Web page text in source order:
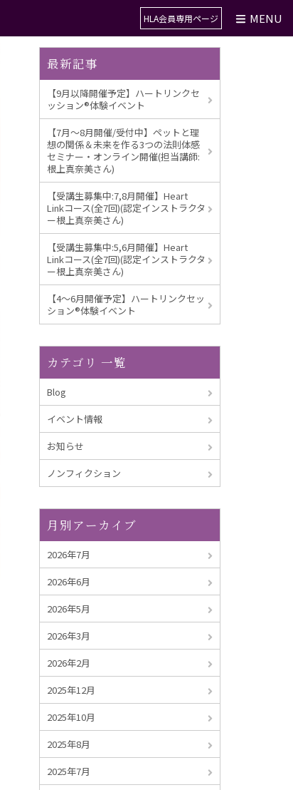
MENU
HLA会員専用ページ
検索
最新記事
【9月以降開催予定】ハートリンクセ
ッション®︎体験イベント
【7月～8月開催/受付中】ペットと理
想の関係＆未来を作る3つの法則体感
セミナー・オンライン開催(担当講師:
根上真奈美さん)
【受講生募集中:7,8月開催】Heart
Linkコース(全7回)(認定インストラクタ
ー根上真奈美さん)
【受講生募集中:5,6月開催】Heart
Linkコース(全7回)(認定インストラクタ
ー根上真奈美さん)
【4～6月開催予定】ハートリンクセッ
ション®︎体験イベント
カテゴリ 一覧
Blog
イベント情報
お知らせ
ノンフィクション
月別アーカイブ
2026年7月
2026年6月
2026年5月
2026年3月
2026年2月
2025年12月
2025年10月
2025年8月
2025年7月